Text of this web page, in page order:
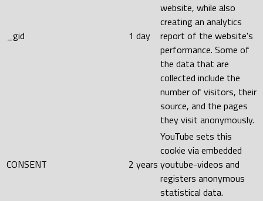
_gid 1 day
website, while also
creating an analytics
report of the website's
performance. Some of
the data that are
collected include the
number of visitors, their
source, and the pages
they visit anonymously.
CONSENT 2 years
YouTube sets this
cookie via embedded
youtube-videos and
registers anonymous
statistical data.